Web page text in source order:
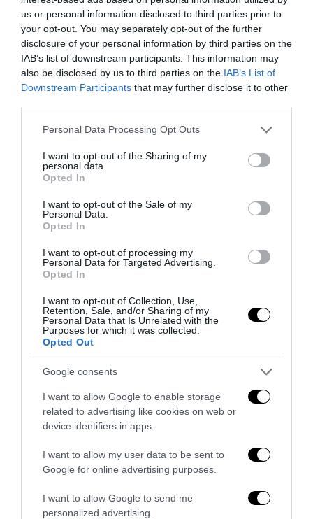
us or personal information disclosed to third parties prior to
your opt-out. You may separately opt-out of the further
disclosure of your personal information by third parties on the
IAB’s list of downstream participants. This information may
also be disclosed by us to third parties on the IAB’s List of
Downstream Participants that may further disclose it to other
Please note that this website/app uses one or more Google
not limited to your visit or usage behaviour. You may click to
grant or deny consent to Google and its third-party tags to
use your data for below specified purposes in below Google
consent section.
Personal Data Processing Opt Outs
I want to opt-out of the Sharing of my
personal data.
Opted In
I want to opt-out of the Sale of my
Personal Data.
Opted In
I want to opt-out of processing my
Personal Data for Targeted Advertising.
Opted In
I want to opt-out of Collection, Use,
Retention, Sale, and/or Sharing of my
Personal Data that Is Unrelated with the
Purposes for which it was collected.
Opted Out
Google consents
I want to allow Google to enable storage
related to advertising like cookies on web or
device identifiers in apps.
I want to allow my user data to be sent to
Google for online advertising purposes.
I want to allow Google to send me
personalized advertising.
Tekne agli americani: il Golden Power è l’ultima trincea
di uno Stato senza politica...
Addio a Francesco Guccini: stronzo, poeta e buffone di
7 Agosto 2026